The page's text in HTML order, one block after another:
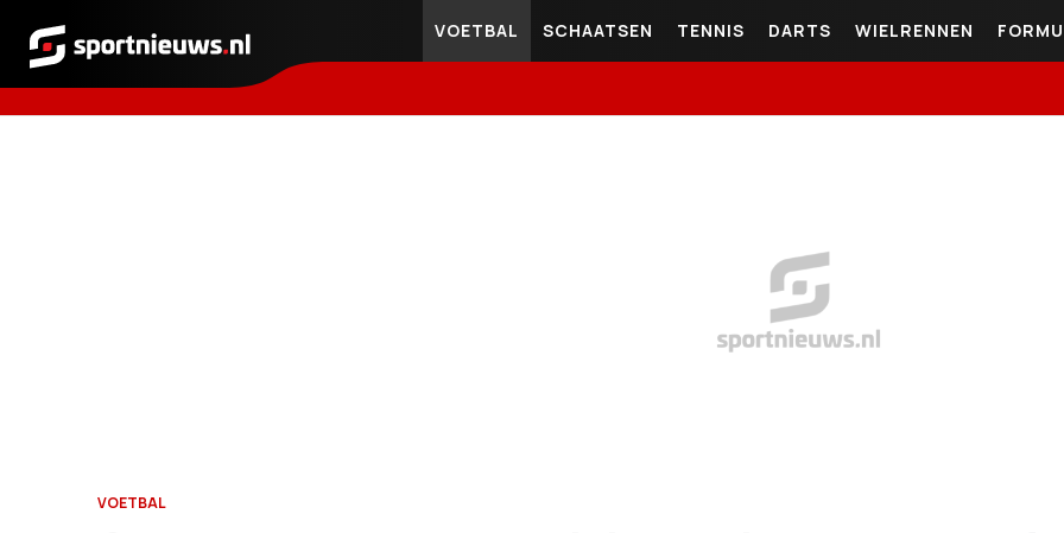
Sportnieuws.nl
VOETBAL SCHAATSEN TENNIS DARTS WIELRENNEN
VOETBAL